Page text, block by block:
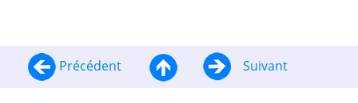
Précédent Suivant